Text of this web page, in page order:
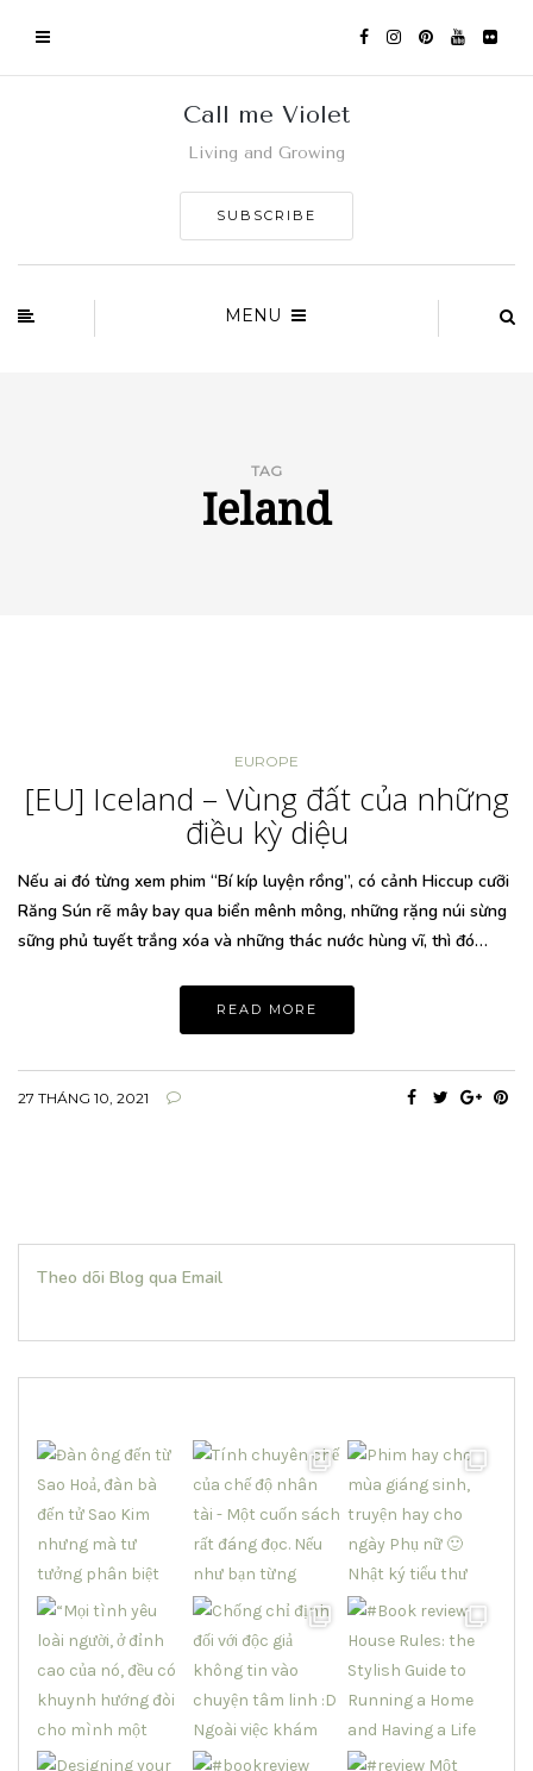
Call me Violet
Living and Growing
SUBSCRIBE
MENU
TAG
Ieland
EUROPE
[EU] Iceland – Vùng đất của những
điều kỳ diệu
Nếu ai đó từng xem phim “Bí kíp luyện rồng”, có cảnh Hiccup cưỡi
Răng Sún rẽ mây bay qua biển mênh mông, những rặng núi sừng
sững phủ tuyết trắng xóa và những thác nước hùng vĩ, thì đó…
READ MORE
27 THÁNG 10, 2021
Theo dõi Blog qua Email